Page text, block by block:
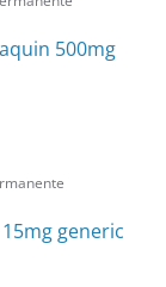
500mg
generic